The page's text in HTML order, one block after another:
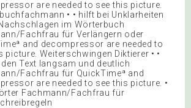
are needed to see this picture.
• • hilft bei Unklarheiten
im Wörterbuch
Fachfrau für Verlängern oder
and decompressor are needed to
picture. Weiterschwingen Diktierer • •
Text langsam und deutlich
Fachfrau für QuickTimeª and
are needed to see this picture. •
Fachmann/Fachfrau für